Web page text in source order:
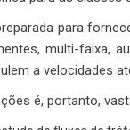
para
multi-faixa,
a velocidades
é, portanto,